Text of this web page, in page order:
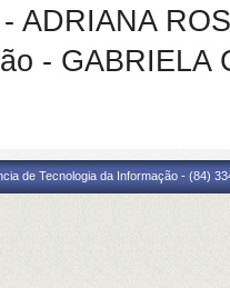
ADRIANA
- GABRIELA
de Tecnologia da Informação - (84)